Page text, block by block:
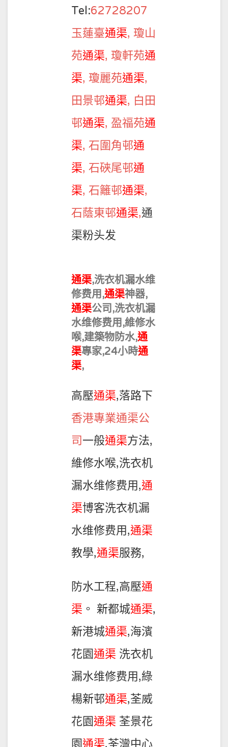
Tel:62728207
玉蓮臺通渠, 瓊山
苑通渠, 瓊軒苑通
渠, 瓊麗苑通渠,
田景邨通渠, 白田
邨通渠, 盈福苑通
渠, 石圍角邨通
渠, 石硤尾邨通
渠, 石籬邨通渠,
石蔭東邨通渠,通
渠粉头发
通渠,洗衣机漏水维
修费用,通渠神器,
通渠公司,洗衣机漏
水维修费用,維修水
喉,建築物防水,通
渠專家,24小時通
渠,
高壓通渠,落路下
香港專業通渠公
司一般通渠方法,
維修水喉,洗衣机
漏水维修费用,通
渠博客洗衣机漏
水维修费用,通渠
教學,通渠服務,
防水工程,高壓通
渠 。 新都城通渠,
新港城通渠,海濱
花園通渠 洗衣机
漏水维修费用,綠
楊新邨通渠,荃威
花園通渠 荃景花
園通渠,荃灣中心